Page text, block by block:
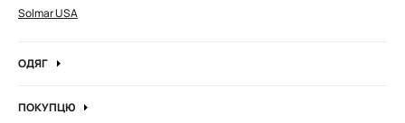
Solmar USA
ОДЯГ
Кофти та джемпера
ПОКУПЦЮ